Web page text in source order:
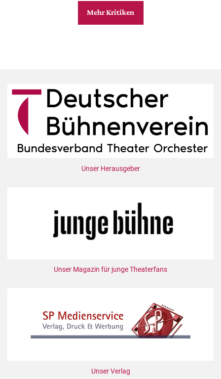
Mehr Kritiken
Unser Herausgeber
Unser Magazin für junge Theaterfans
Unser Verlag